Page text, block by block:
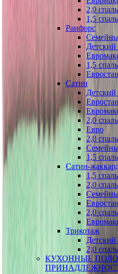
2,0
1,5
Ранфорс
Детский
1,5
Сатин
Детский
2,0
Евро
2,0
1,5
Сатин-
1,5
2,0
2,0
Трикотаж
Детский
2,0
КУХОННЫЕ